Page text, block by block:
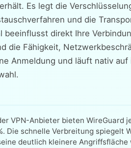
Es legt die
und die
beeinflusst direkt Ihre
die Fähigkeit,
Anmeldung und läuft nativ
VPN-Anbieter bieten WireGuard
Die schnelle Verbreitung spiegelt
deutlich kleinere Angriffsfläche